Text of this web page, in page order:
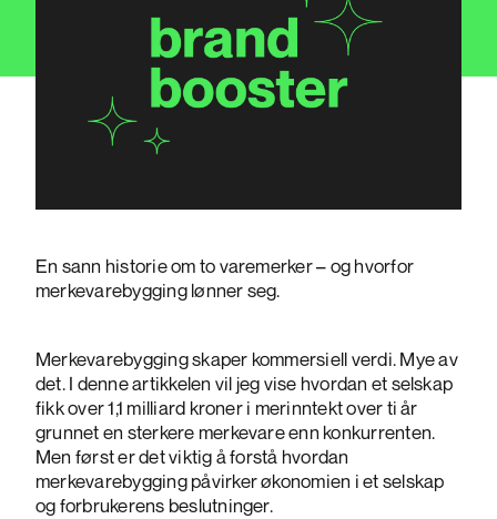
En sann historie om to varemerker – og hvorfor
merkevarebygging lønner seg.
Merkevarebygging skaper kommersiell verdi. Mye av
det. I denne artikkelen vil jeg vise hvordan et selskap
fikk over 1,1 milliard kroner i merinntekt over ti år
grunnet en sterkere merkevare enn konkurrenten.
Men først er det viktig å forstå hvordan
merkevarebygging påvirker økonomien i et selskap
og forbrukerens beslutninger.